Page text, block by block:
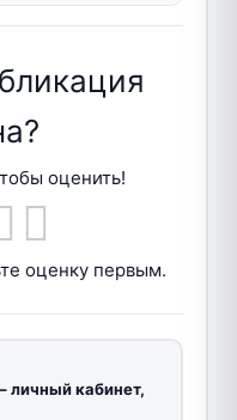
оценить!
оценку первым.
личный кабинет,